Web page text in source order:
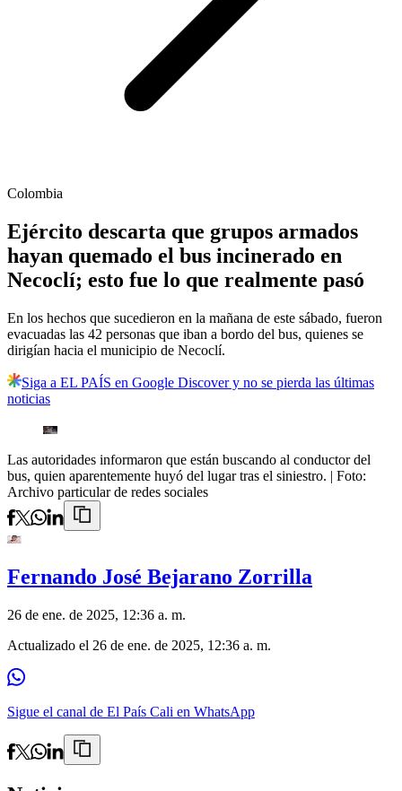
Colombia
Ejército descarta que grupos armados
hayan quemado el bus incinerado en
Necoclí; esto fue lo que realmente pasó
En los hechos que sucedieron en la mañana de este sábado, fueron
evacuadas las 42 personas que iban a bordo del bus, quienes se
dirigían hacia el municipio de Necoclí.
Siga a EL PAÍS en Google Discover y no se pierda las últimas
noticias
Las autoridades informaron que están buscando al conductor del
bus, quien aparentemente huyó del lugar tras el siniestro. | Foto:
Archivo particular de redes sociales
Fernando José Bejarano Zorrilla
26 de ene. de 2025, 12:36 a. m.
Actualizado el 26 de ene. de 2025, 12:36 a. m.
Sigue el canal de El País Cali en WhatsApp